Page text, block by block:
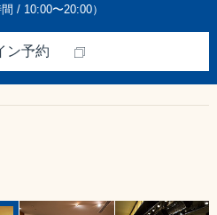
間 / 10:00〜20:00）
ン予約